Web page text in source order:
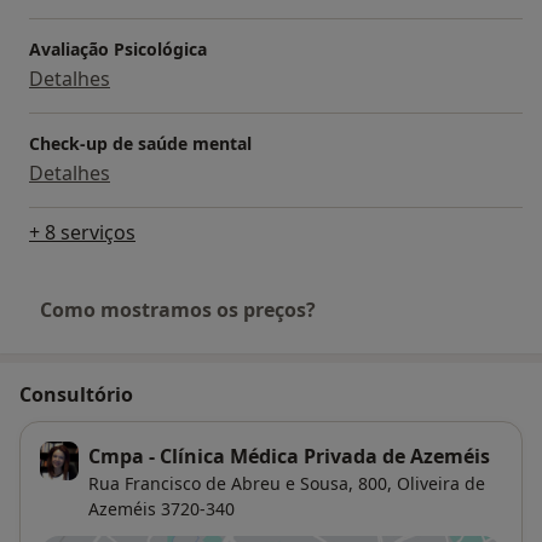
Avaliação Psicológica
Detalhes
Check-up de saúde mental
Detalhes
+ 8 serviços
Como mostramos os preços?
Consultório
Cmpa - Clínica Médica Privada de Azeméis
Rua Francisco de Abreu e Sousa, 800, Oliveira de
Azeméis 3720-340